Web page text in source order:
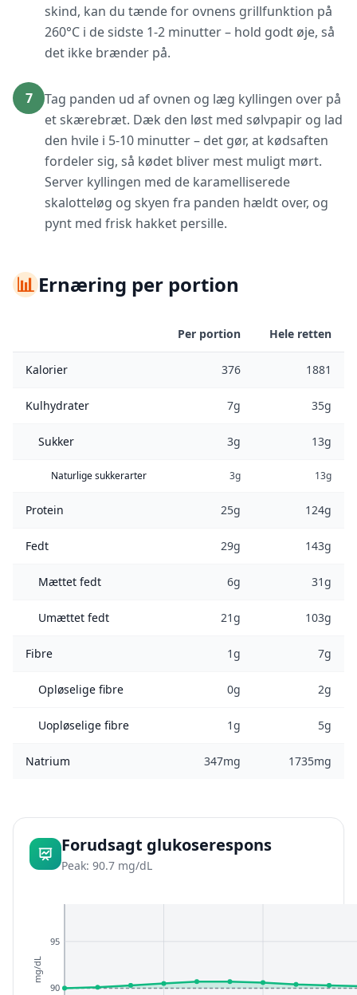
skind, kan du tænde for ovnens grillfunktion på
260°C i de sidste 1-2 minutter – hold godt øje, så
det ikke brænder på.
7
Tag panden ud af ovnen og læg kyllingen over på
et skærebræt. Dæk den løst med sølvpapir og lad
den hvile i 5-10 minutter – det gør, at kødsaften
fordeler sig, så kødet bliver mest muligt mørt.
Server kyllingen med de karamelliserede
skalotteløg og skyen fra panden hældt over, og
pynt med frisk hakket persille.
📊Ernæring per portion
Per portion Hele retten
Kalorier 376 1881
Kulhydrater 7g 35g
Sukker 3g 13g
Naturlige sukkerarter 3g 13g
Protein 25g 124g
Fedt 29g 143g
Mættet fedt 6g 31g
Umættet fedt 21g 103g
Fibre 1g 7g
Opløselige fibre 0g 2g
Uopløselige fibre 1g 5g
Natrium 347mg 1735mg
Forudsagt glukoserespons
Peak: 90.7 mg/dL
90
95
mg/dL